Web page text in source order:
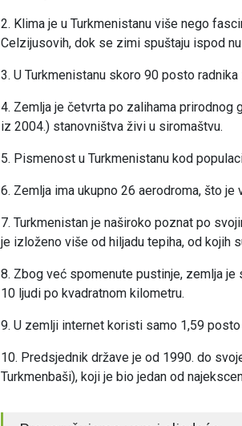
2. Klima je u Turkmenistanu više nego
Celzijusovih, dok se zimi spuštaju ispod
3. U Turkmenistanu skoro 90 posto
4. Zemlja je četvrta po zalihama
iz 2004.) stanovništva živi u siromaštvu.
5. Pismenost u Turkmenistanu kod
6. Zemlja ima ukupno 26 aerodroma, što
7. Turkmenistan je naširoko poznat po
je izloženo više od hiljadu tepiha, od kojih
8. Zbog već spomenute pustinje, zemlja
10 ljudi po kvadratnom kilometru.
9. U zemlji internet koristi samo 1,59 posto
10. Predsjednik države je od 1990. do
Turkmenbaši), koji je bio jedan od